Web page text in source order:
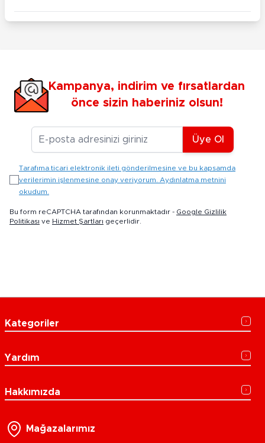
Kampanya, indirim ve fırsatlardan
önce sizin haberiniz olsun!
E-posta Adresiniz
Üye Ol
Tarafıma ticari elektronik ileti gönderilmesine ve bu kapsamda
verilerimin işlenmesine onay veriyorum. Aydınlatma metnini
okudum.
Bu form reCAPTCHA tarafından korunmaktadır - Google Gizlilik
Politikası ve Hizmet Şartları geçerlidir.
Kategoriler
Yardım
Hakkımızda
Mağazalarımız